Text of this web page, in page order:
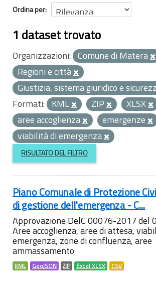
Ordina per
1 dataset trovato
Organizzazioni: Comune di Matera
Regioni e città
Giustizia, sistema giuridico e
Formati: KML ZIP XLSX
aree accoglienza
emergenze
viabilità di emergenza
RISULTATO DEL FILTRO
Piano Comunale di Protezione
di gestione dell'emergenza - C...
Approvazione DelC 00076-2017 del
Aree accoglienza, aree di attesa,
emergenza, zone di confluenza, aree
ammassamento
KML GeoJSON ZIP Excel XLSX CSV